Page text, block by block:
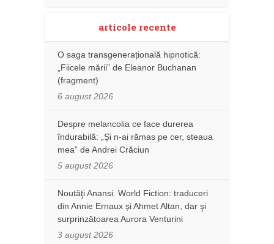
articole recente
O saga transgenerațională hipnotică:
„Fiicele mării” de Eleanor Buchanan
(fragment)
6 august 2026
Despre melancolia ce face durerea
îndurabilă: „Și n-ai rămas pe cer, steaua
mea” de Andrei Crăciun
5 august 2026
Noutăţi Anansi. World Fiction: traduceri
din Annie Ernaux și Ahmet Altan, dar şi
surprinzătoarea Aurora Venturini
3 august 2026